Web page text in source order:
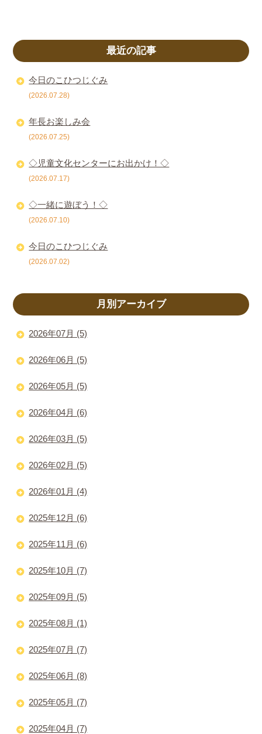
最近の記事
今日のこひつじぐみ
(2026.07.28)
年長お楽しみ会
(2026.07.25)
◇児童文化センターにお出かけ！◇
(2026.07.17)
◇一緒に遊ぼう！◇
(2026.07.10)
今日のこひつじぐみ
(2026.07.02)
月別アーカイブ
2026年07月 (5)
2026年06月 (5)
2026年05月 (5)
2026年04月 (6)
2026年03月 (5)
2026年02月 (5)
2026年01月 (4)
2025年12月 (6)
2025年11月 (6)
2025年10月 (7)
2025年09月 (5)
2025年08月 (1)
2025年07月 (7)
2025年06月 (8)
2025年05月 (7)
2025年04月 (7)